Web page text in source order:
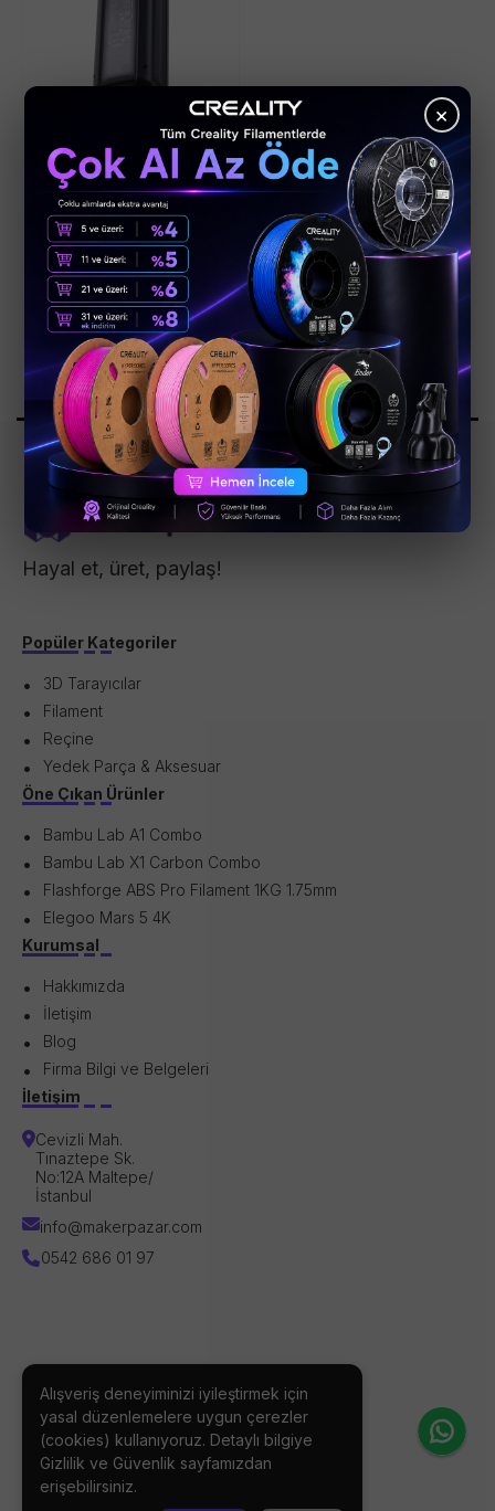
Xiaomi 212W
HyperCharge Power
Bank 25000mAh GL
₺ 6,299.00
Stokta Yok
1
Hayal et, üret, paylaş!
Popüler Kategoriler
3D Tarayıcılar
Filament
Reçine
Yedek Parça & Aksesuar
Öne Çıkan Ürünler
Bambu Lab A1 Combo
Bambu Lab X1 Carbon Combo
Flashforge ABS Pro Filament 1KG 1.75mm
Elegoo Mars 5 4K
Kurumsal
Hakkımızda
İletişim
Blog
Firma Bilgi ve Belgeleri
İletişim
Cevizli Mah.
Tınaztepe Sk.
No:12A Maltepe/
İstanbul
info@makerpazar.com
0542 686 01 97
BİZİ TAKİP EDİN
Alışveriş deneyiminizi iyileştirmek için
yasal düzenlemelere uygun çerezler
(cookies) kullanıyoruz. Detaylı bilgiye
Gizlilik ve Güvenlik sayfamızdan
erişebilirsiniz.
×